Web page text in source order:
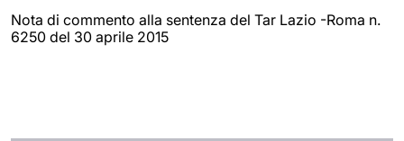
Nota di commento alla sentenza del Tar Lazio -Roma n.
6250 del 30 aprile 2015